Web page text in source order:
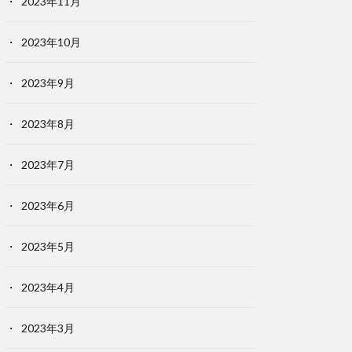
2023年10月
2023年9月
2023年8月
2023年7月
2023年6月
2023年5月
2023年4月
2023年3月